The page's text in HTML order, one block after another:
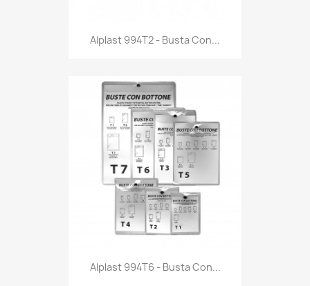
Anteprima
Alplast 994T2 - Busta Con...
Anteprima
Alplast 994T6 - Busta Con...